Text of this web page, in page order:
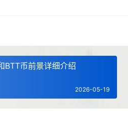
BTT币前景详细介绍
2026-05-19